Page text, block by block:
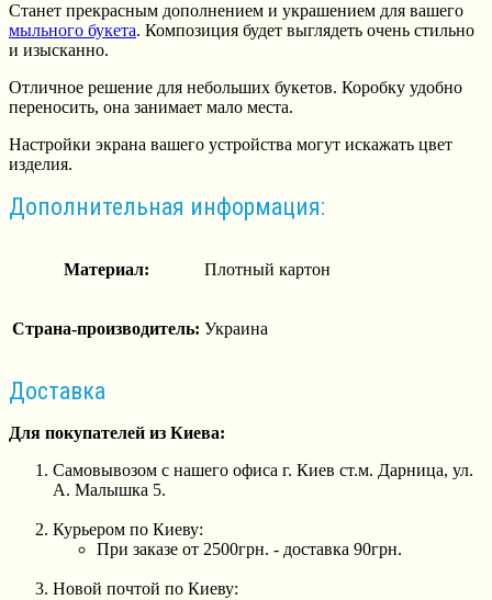
Станет прекрасным дополнением и украшением для вашего
мыльного букета. Композиция будет выглядеть очень стильно
и изысканно.
Отличное решение для небольших букетов. Коробку удобно
переносить, она занимает мало места.
Настройки экрана вашего устройства могут искажать цвет
изделия.
Дополнительная информация:
Материал: Плотный картон
Страна-производитель: Украина
Доставка
Для покупателей из Киева:
Самовывозом с нашего офиса г. Киев ст.м. Дарница, ул.
А. Малышка 5.
Курьером по Киеву:
При заказе от 2500грн. - доставка 90грн.
Новой почтой по Киеву: